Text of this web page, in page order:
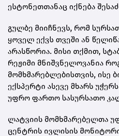
ესტონეთთანაც იქნება
გულბე მიიჩნევს, რომ
ყოველ ექვს თვეში ან
არასწორია. მისი თქმით,
რეჟიმი მნიშვნელოვანია
მომხმარებლებისთვის, ისე
ექსპერტი ასევე მხარს
უფრო ფართო სასურსათო
ლატვიის მომხმარებელთა
ცენტრის ივლისის